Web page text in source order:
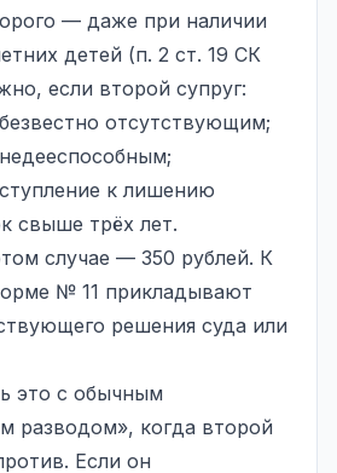
— даже при наличии
детей (п. 2 ст. 19 СК
если второй супруг:
отсутствующим;
к лишению
свыше трёх лет.
случае — 350 рублей. К
№ 11 прикладывают
решения суда или
это с обычным
разводом», когда второй
Если он